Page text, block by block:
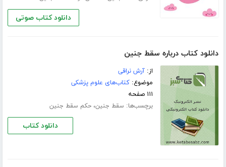
دانلود کتاب صوتی
دانلود کتاب درباره سقط جنین
از:آرش نراقی
موضوع:کتاب‌های علوم پزشکی
۱۱۱ صفحه
برچسب‌ها: سقط جنین،حکم سقط جنین
دانلود کتاب